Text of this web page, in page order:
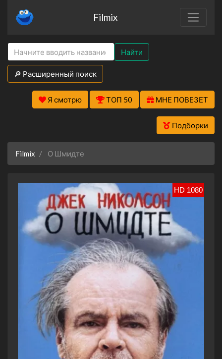
Filmix
Найти
🔎 Расширенный поиск
Я смотрю ТОП 50 МНЕ ПОВЕЗЕТ
Подборки
Filmix О Шмидте
HD 1080